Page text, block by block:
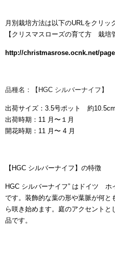
月別栽培方法は以下のURLをクリッ
【 クリスマスローズの育て方 栽培
http://christmasrose.ocnk.net/
品種名：【HGC シルバーナイフ】
出荷サイズ：3.5号ポット 約10.5cm
出荷時期：11 月〜１月
開花時期：11 月〜 4 月
【HGC シルバーナイフ】の特徴
HGC シルバーナイフ” はドイツ ホ
です。装飾的な葉の形や葉脈が何
ら咲き始めます。庭のアクセント
品です。